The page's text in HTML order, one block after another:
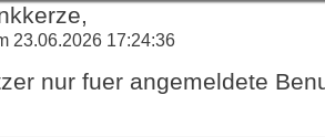
23.06.2026 17:24:36
nur fuer angemeldete